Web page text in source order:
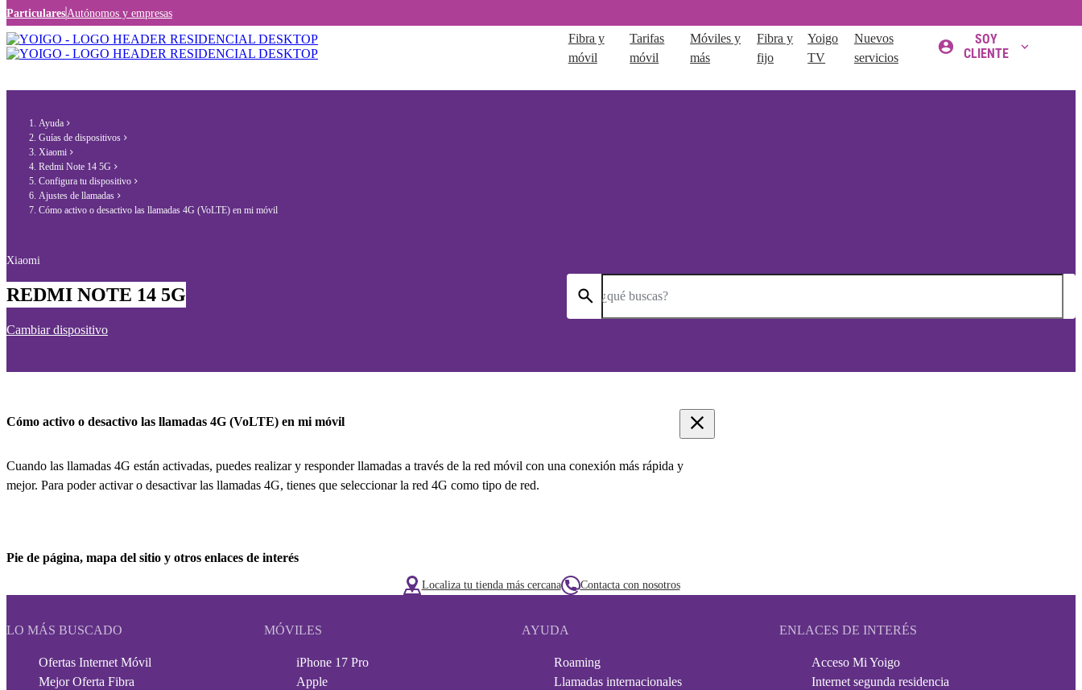
Particulares Autónomos y empresas
Fibra y
móvil
Tarifas
móvil
Móviles y
más
Fibra y
fijo
Yoigo
TV
Nuevos
servicios
SOY
CLIENTE
Ayuda
Guías de dispositivos
Xiaomi
Redmi Note 14 5G
Configura tu dispositivo
Ajustes de llamadas
Cómo activo o desactivo las llamadas 4G (VoLTE) en mi móvil
Xiaomi
REDMI NOTE 14 5G
Cambiar dispositivo
¿qué buscas?
Cómo activo o desactivo las llamadas 4G (VoLTE) en mi móvil
Cuando las llamadas 4G están activadas, puedes realizar y responder llamadas a través de la red móvil con una conexión más rápida y
mejor. Para poder activar o desactivar las llamadas 4G, tienes que seleccionar la red 4G como tipo de red.
Pie de página, mapa del sitio y otros enlaces de interés
Localiza tu tienda más cercana Contacta con nosotros
LO MÁS BUSCADO
Ofertas Internet Móvil
Mejor Oferta Fibra
MÓVILES
iPhone 17 Pro
Apple
AYUDA
Roaming
Llamadas internacionales
ENLACES DE INTERÉS
Acceso Mi Yoigo
Internet segunda residencia